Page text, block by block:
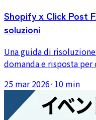
Shopify x Click Post
soluzioni
Una guida di
domanda e risposta
limiti di dimensione,
problemi post-
25 mar 2026· 10 min